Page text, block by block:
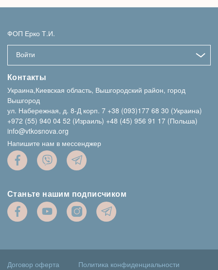
Формат видання
колода карт, у бавовняному мішечку
ФОП Ерко Т.И.
Войти
Контакты
Украина,Киевская область, Вышгородский район, город
Вышгород
ул. Набережная, д. 8-Д корп. 7 +38 (093)177 68 30 (Украина)
+972 (55) 940 04 52 (Израиль) +48 (45) 956 91 17 (Польша)
info@vtkosnova.org
Напишите нам в мессенджер
Станьте нашим подписчиком
Договор оферта Политика конфиденциальности